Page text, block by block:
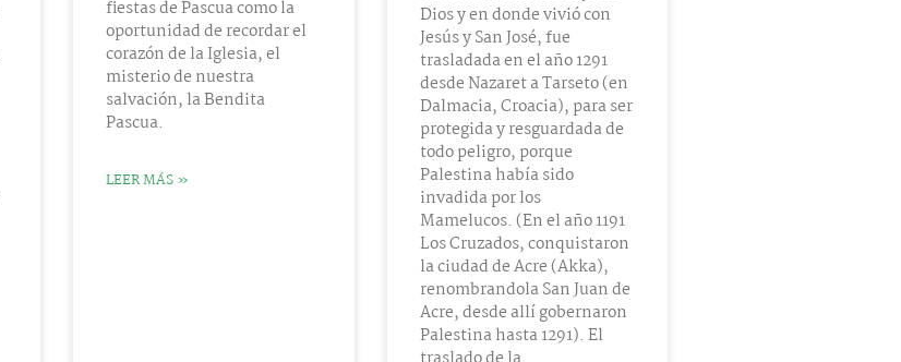
fiestas de Pascua como la
oportunidad de recordar el
corazón de la Iglesia, el
misterio de nuestra
salvación, la Bendita
Pascua.
LEER MÁS »
Dios y en donde vivió con
Jesús y San José, fue
trasladada en el año 1291
desde Nazaret a Tarseto (en
Dalmacia, Croacia), para ser
protegida y resguardada de
todo peligro, porque
Palestina había sido
invadida por los
Mamelucos. (En el año 1191
Los Cruzados, conquistaron
la ciudad de Acre (Akka),
renombrandola San Juan de
Acre, desde allí gobernaron
Palestina hasta 1291). El